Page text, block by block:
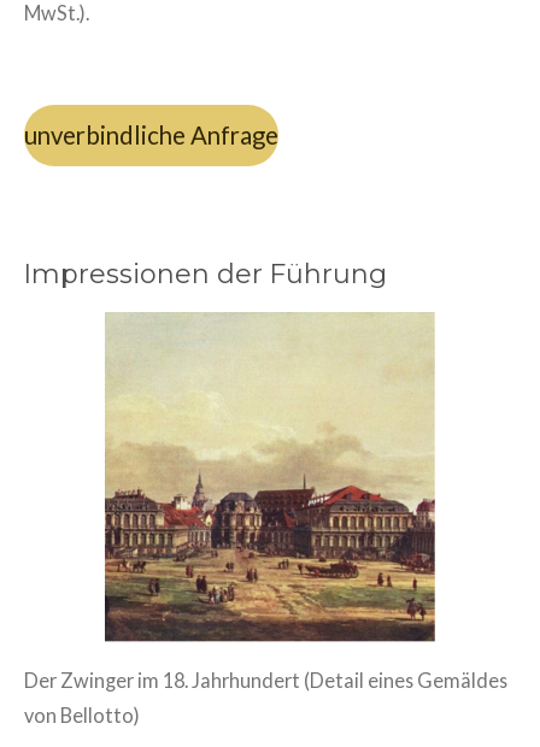
MwSt.).
unverbindliche Anfrage
Impressionen der Führung
Der Zwinger im 18. Jahrhundert (Detail eines Gemäldes
von Bellotto)